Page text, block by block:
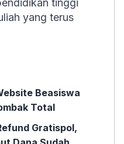
tinggi
yang terus
Beasiswa
Total
Gratispol,